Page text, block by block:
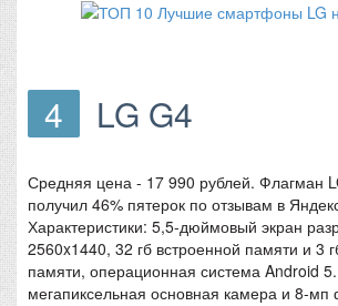
4 LG G4
Средняя цена - 17 990 рублей. Флагман
получил 46% пятерок по отзывам в
Характеристики: 5,5-дюймовый экран
2560x1440, 32 гб встроенной памяти и 3
памяти, операционная система Android
мегапиксельная основная камера и 8-мп